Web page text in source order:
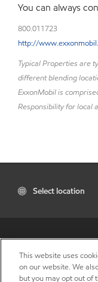
You can always
800.011723
http://
Typical Properties are
different blending
ExxonMobil is
Responsibility for local
Select location
This website uses
on our website. We
but you may opt out of